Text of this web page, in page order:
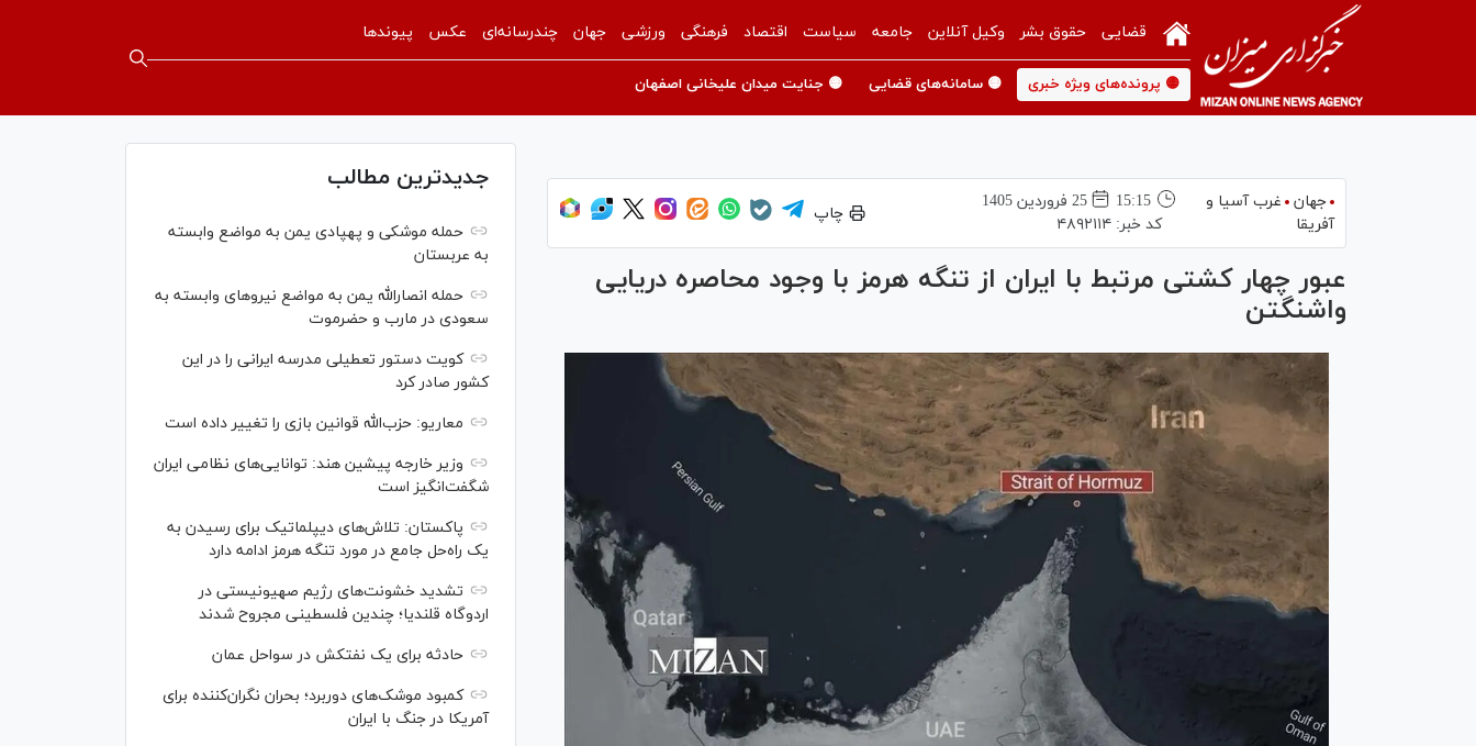
قضایی حقوق بشر وکیل آنلاین جامعه سیاست اقتصاد فرهنگی ورزشی جهان چندرسانه‌ای عکس پیوندها
🟡 پرونده‌های ویژه خبری 🟡 سامانه‌های قضایی 🟡 جنایت میدان علیخانی اصفهان
جهان
غرب آسیا و
آفریقا
15:15
25 فروردين 1405
کد خبر:۴۸۹۲۱۱۴
چاپ
عبور چهار کشتی مرتبط با ایران از تنگه هرمز با وجود محاصره دریایی
واشنگتن
جدیدترین مطالب
حمله موشکی و پهپادی یمن به مواضع وابسته
به عربستان
حمله انصارالله یمن به مواضع نیرو‌های وابسته به
سعودی در مارب و حضرموت
کویت دستور تعطیلی مدرسه ایرانی را در این
کشور صادر کرد
معاریو: حزب‌الله قوانین بازی را تغییر داده است
وزیر خارجه پیشین هند: توانایی‌های نظامی ایران
شگفت‌انگیز است
پاکستان: تلاش‌های دیپلماتیک برای رسیدن به
یک راه‌حل جامع در مورد تنگه هرمز ادامه دارد
تشدید خشونت‌های رژیم صهیونیستی در
اردوگاه قلندیا؛ چندین فلسطینی مجروح شدند
حادثه برای یک نفتکش در سواحل عمان
کمبود موشک‌های دوربرد؛ بحران نگران‌کننده برای
آمریکا در جنگ با ایران